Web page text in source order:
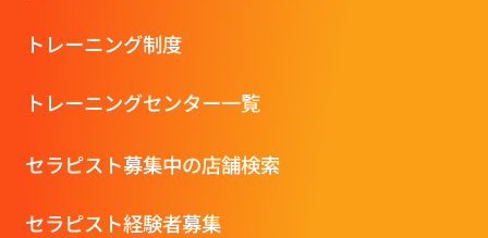
トレーニング制度
トレーニングセンター一覧
セラピスト募集中の店舗検索
セラピスト経験者募集